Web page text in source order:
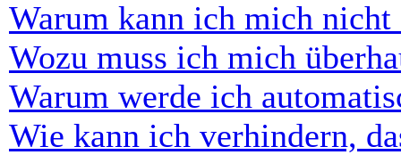
Warum kann ich mich nicht
Wozu muss ich mich
Warum werde ich
Wie kann ich verhindern,